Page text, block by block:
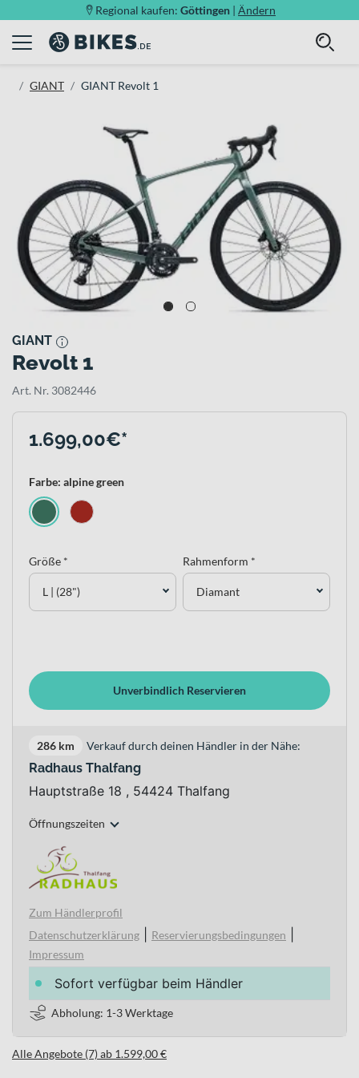
Regional kaufen: Göttingen | Ändern
GIANT GIANT Revolt 1
GIANT
Revolt 1
Art. Nr. 3082446
1.699,00€*
Farbe: alpine green
Größe *
L | (28")
Rahmenform *
Diamant
Unverbindlich Reservieren
286 km Verkauf durch deinen Händler in der Nähe:
Radhaus Thalfang
Hauptstraße 18 , 54424 Thalfang
Öffnungszeiten
Zum Händlerprofil
Datenschutzerklärung
Reservierungsbedingungen
Impressum
Sofort verfügbar beim Händler
Abholung: 1-3 Werktage
Alle Angebote (7) ab 1.599,00 €